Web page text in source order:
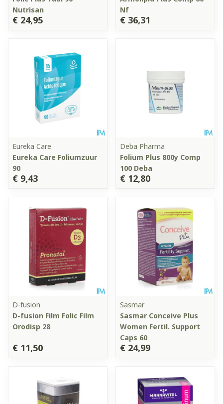
Nutrisan
€ 24,95
Nf
€ 36,31
Eureka Care
Eureka Care Foliumzuur
90
€ 9,43
Deba Pharma
Folium Plus 800y Comp
100 Deba
€ 12,80
D-fusion
D-fusion Film Folic Film
Orodisp 28
€ 11,50
Sasmar
Sasmar Conceive Plus
Women Fertil. Support
Caps 60
€ 24,99